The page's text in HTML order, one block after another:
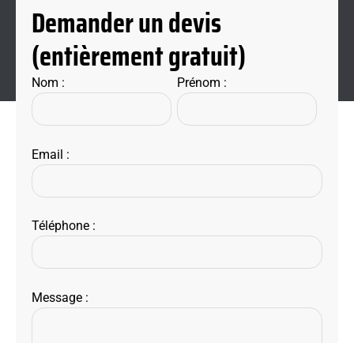
Demander un devis
(entièrement gratuit)
Nom : Prénom :
Email :
Téléphone :
Message :